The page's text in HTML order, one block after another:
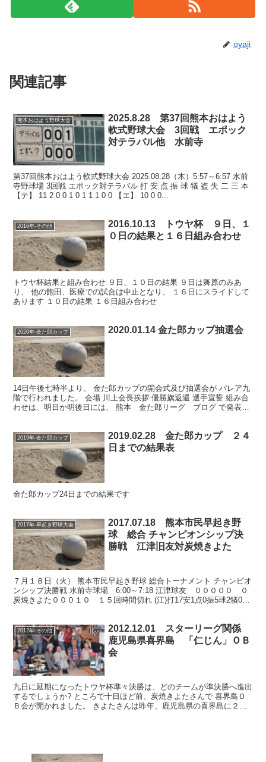
oyaji
関連記事
熊本おはよう野球大会
2025.8.28 第37回熊本おはよう
軟式野球大会 3回戦 エポック
対テラバル他 水前寺
第37回熊本おはよう軟式野球大会 2025.08.28（木）5:57～6:57 水前
寺野球場 3回戦 エポック対テラバル 打 安 点 振 球 犠 盗 失 二 三 本
【テ】 11 2 0 0 1 0 1 1 1 0 0 【エ】 10 0 0...
2016年-その他
2016.10.13 トウヤ杯 ９日、１
０日の結果と１６日組み合わせ
トウヤ杯結果と組み合わせ ９日、１０日の結果 ９日は舞原のみあ
り、 他の飽田、医療での試合は中止となり、 １６日にスライドして
あります １０日の結果 １６日組み合わせ
2020年-金た郎カップ 2020.01.14 金た郎カップ抽選会
14日午後七時半より、 金た郎カップの開会式及び抽選会が パレア九
階で行われました。 会場 川上会長挨拶 優勝旗返還 選手宣誓 組み合
わせは、明日か明後日には、 熊本 金た郎リーグ ブログ で発表さ
2019年-金た郎カップ
2019.02.28 金た郎カップ ２４
日までの結果表
金た郎カップ24日までの結果です
2017年-早起き野球大会
2017.07.18 熊本市民早起き野
球 総合 チャンピオンシップ決
勝戦 江津旧友対炭焼きよた
７月１８日（火） 熊本市民早起き野球 総合トーナメント チャンピオ
ンシップ決勝戦 水前寺球場 6:00～7:18 江津球友 ０００００ ０
炭焼きよた０００１０ １５回時間切れ (江)打17安1点0振5球2犠0盗
2012年-その他
2012.12.01 スターリーグ関係
鹿児島県喜界島 「仁じん」ＯＢ
会
九日に延期になったトウヤ杯準々決勝は、どのチームが準決勝へ進出
するでしょうか? ところで十日ほど前、炭焼きよたさんで 喜界島Ｏ
Ｂ会が開かれました。 きよたさんは昨年、鹿児島県の喜界島に２号